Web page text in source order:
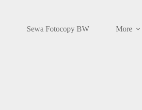
Sewa Fotocopy BW More